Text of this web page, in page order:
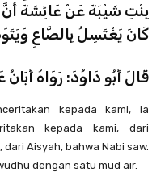
بِنْتِ شَيْبَةَ عَنْ عَائِشَةَ أَنَّ
كَانَ يَغْتَسِلُ بِالصَّاعِ
قَالَ أَبُو دَاوُدَ: رَوَاهُ
kepada kami, ia
kepada kami, dari
Aisyah, bahwa Nabi saw.
dengan satu mud air.